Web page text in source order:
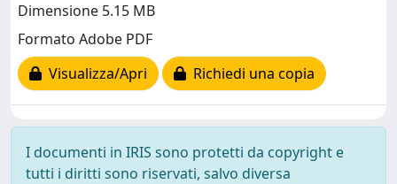
Dimensione 5.15 MB
Formato Adobe PDF
Visualizza/Apri
Richiedi una copia
I documenti in IRIS sono protetti da copyright e
tutti i diritti sono riservati, salvo diversa